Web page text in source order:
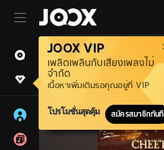
JOOX VIP
เพลิดเพลินกับเสียงเพลงไม่
จำกัด
เนื้อหาเพิ่มเติมรอคุณอยู่ที่ VIP
โปรโมชั่นสุดคุ้ม สมัครสมาชิกทันที